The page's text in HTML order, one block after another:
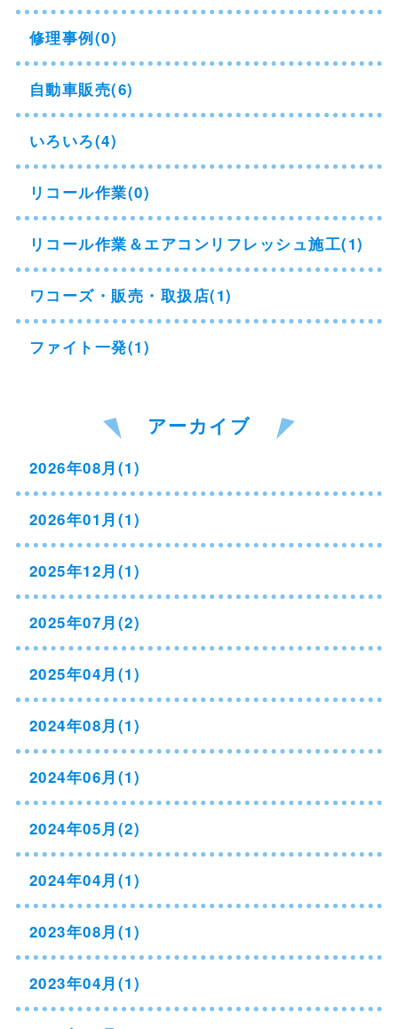
修理事例(0)
自動車販売(6)
いろいろ(4)
リコール作業(0)
リコール作業＆エアコンリフレッシュ施工(1)
ワコーズ・販売・取扱店(1)
ファイト一発(1)
アーカイブ
2026年08月(1)
2026年01月(1)
2025年12月(1)
2025年07月(2)
2025年04月(1)
2024年08月(1)
2024年06月(1)
2024年05月(2)
2024年04月(1)
2023年08月(1)
2023年04月(1)